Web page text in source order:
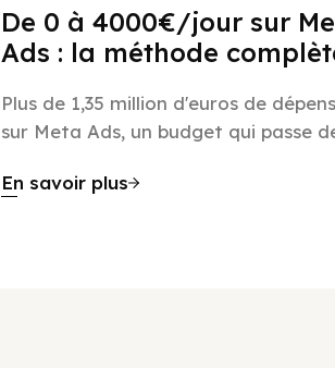
De 0 à 4000€/jour sur
Ads : la méthode
Plus de 1,35 million d'euros de
sur Meta Ads, un budget qui passe
En savoir plus